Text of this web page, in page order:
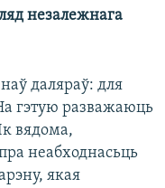
незалежнага
даляраў: для
гэтую разважаюць
вядома,
неабходнасьць
якая